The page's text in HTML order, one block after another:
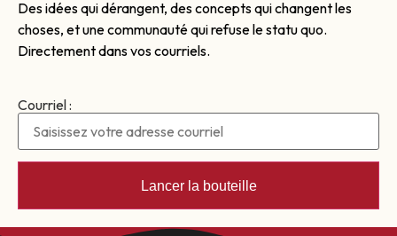
Des idées qui dérangent, des concepts qui changent les
choses, et une communauté qui refuse le statu quo.
Directement dans vos courriels.
Courriel :